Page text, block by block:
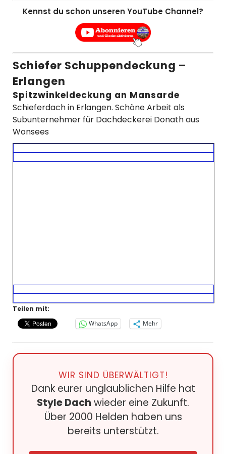
Kennst du schon unseren YouTube Channel?
Schiefer Schuppendeckung –
Erlangen
Spitzwinkeldeckung an Mansarde
Schieferdach in Erlangen. Schöne Arbeit als
Subunternehmer für Dachdeckerei Donath aus
Wonsees
Teilen mit:
WhatsApp
Mehr
WIR SIND ÜBERWÄLTIGT!
Dank eurer unglaublichen Hilfe hat
Style Dach wieder eine Zukunft.
Über 2000 Helden haben uns
bereits unterstützt.